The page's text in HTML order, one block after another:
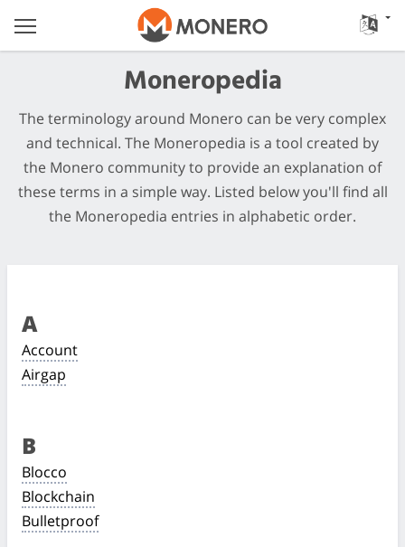
Moneropedia
The terminology around Monero can be very complex
and technical. The Moneropedia is a tool created by
the Monero community to provide an explanation of
these terms in a simple way. Listed below you'll find all
the Moneropedia entries in alphabetic order.
A
Account
Airgap
B
Blocco
Blockchain
Bulletproof